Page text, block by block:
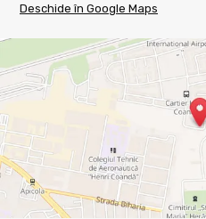
Deschide în Google Maps